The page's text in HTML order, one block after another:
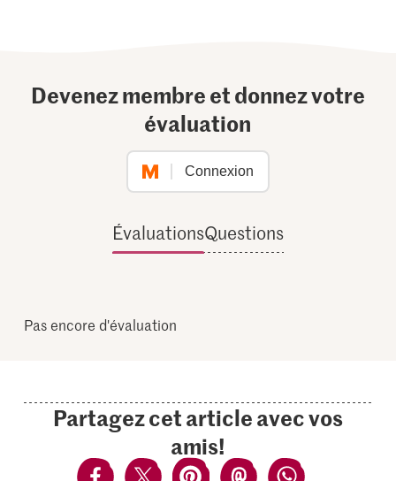
Devenez membre et donnez votre
évaluation
Connexion
ÉvaluationsQuestions
Pas encore d'évaluation
Partagez cet article avec vos
amis!